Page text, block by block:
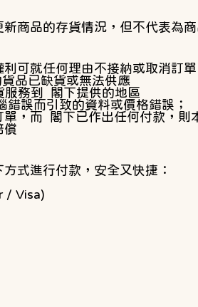
新商品的存貨情況，但不代表為
可就任何理由不接納或取消訂單
品已缺貨或無法供應
服務到 閣下提供的地區
錯誤而引致的資料或價格錯誤；
單，而 閣下已作出任何付款，
償
方式進行付款，安全又快捷：
/ Visa)